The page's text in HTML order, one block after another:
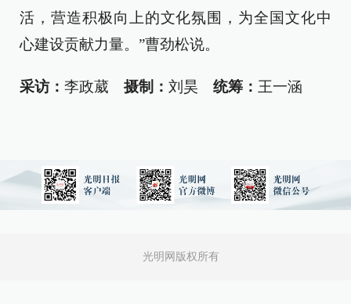
活，营造积极向上的文化氛围，为全国文化中
心建设贡献力量。”曹劲松说。
采访： 李政葳 摄制： 刘昊 统筹： 王一涵
光明网版权所有